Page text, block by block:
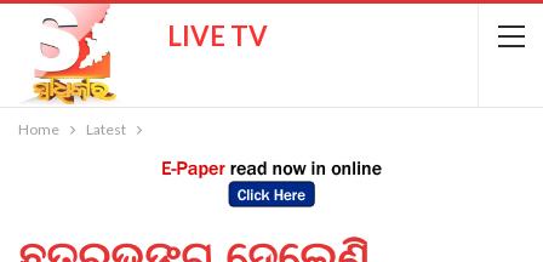
LIVE TV
Home Latest